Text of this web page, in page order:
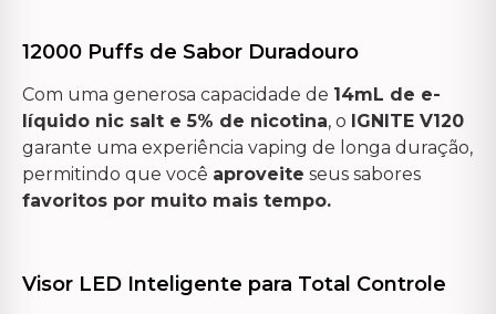
12000 Puffs de Sabor Duradouro
Com uma generosa capacidade de 14mL de e-
líquido nic salt e 5% de nicotina, o IGNITE V120
garante uma experiência vaping de longa duração,
permitindo que você aproveite seus sabores
favoritos por muito mais tempo.
Visor LED Inteligente para Total Controle